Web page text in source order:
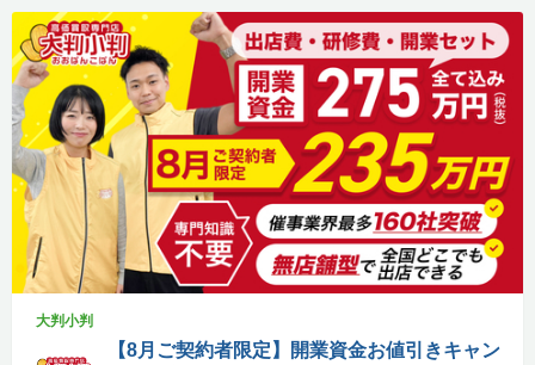
大判小判
【8月ご契約者限定】開業資金お値引きキャン